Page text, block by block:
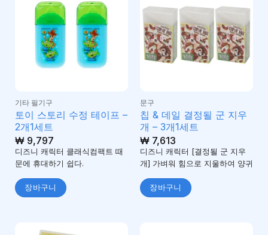
기타 필기구
토이 스토리 수정 테이프 –
2개1세트
₩9,797
디즈니 캐릭터 클래식컴팩트 때
문에 휴대하기 쉽다.
장바구니
문구
칩 & 데일 결정될 군 지우
개 – 3개1세트
₩7,613
디즈니 캐릭터 [결정될 군 지우
개] 가벼워 힘으로 지울하여 양귀
장바구니